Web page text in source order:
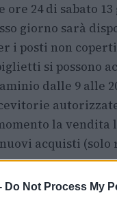
Do Not Process My
ore 24 di sabato
giorno sarà
i posti non
si possono
dalle 9 alle
la vendita
acquisti (solo
3 ridà fiducia alla
che tornerà al